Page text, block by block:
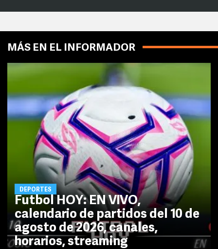
MÁS EN EL INFORMADOR
DEPORTES
Futbol HOY: EN VIVO,
calendario de partidos del 10 de
agosto de 2026, canales,
horarios, streaming